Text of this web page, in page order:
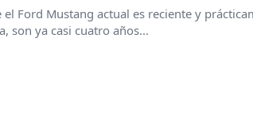
Ford Mustang actual es reciente y
son ya casi cuatro años...